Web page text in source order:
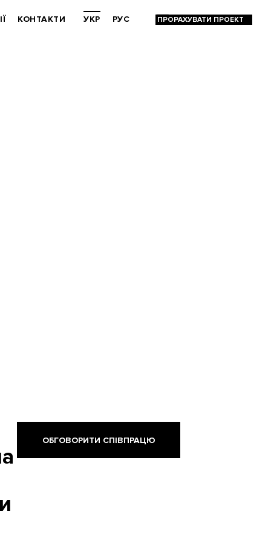
КОНТАКТИ УКР РУС
ОБГОВОРИТИ СПІВПРАЦЮ